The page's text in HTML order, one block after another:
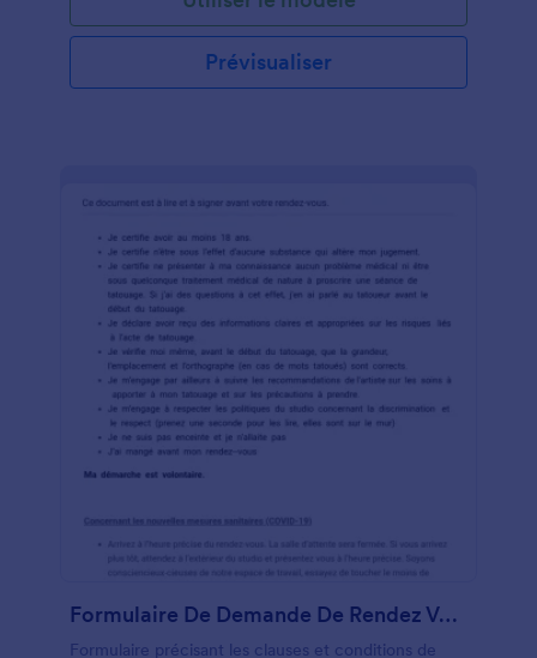
Prévisualiser
Formulaire De Demande De Rendez Vous Tatouage
Formulaire précisant les clauses et conditions de